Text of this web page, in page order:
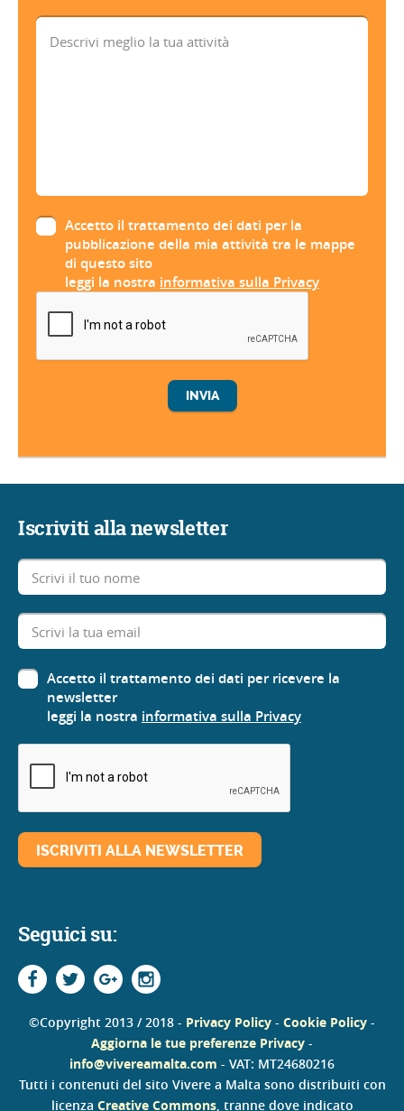
Accetto il trattamento dei dati per la
pubblicazione della mia attività tra le mappe
di questo sito
leggi la nostra informativa sulla Privacy
Iscriviti alla newsletter
Accetto il trattamento dei dati per ricevere la
newsletter
leggi la nostra informativa sulla Privacy
Seguici su:
©Copyright 2013 / 2018 - Privacy Policy - Cookie Policy -
Aggiorna le tue preferenze Privacy -
info@vivereamalta.com - VAT: MT24680216
Tutti i contenuti del sito Vivere a Malta sono distribuiti con
licenza Creative Commons, tranne dove indicato